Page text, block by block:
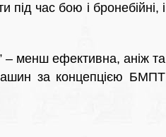
час бою і бронебійні, і
менш ефективна, аніж та
за концепцією БМПТ